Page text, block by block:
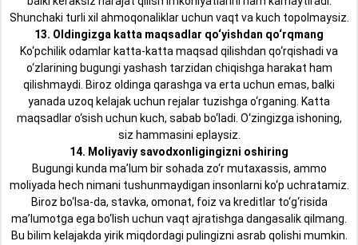
Shunchaki turli xil ahmoqonaliklar uchun vaqt va kuch topolmaysiz.
13. Oldingizga katta maqsadlar qo‘yishdan qo‘rqmang
Ko‘pchilik odamlar katta-katta maqsad qilishdan qo‘rqishadi va
o‘zlarining bugungi yashash tarzidan chiqishga harakat ham
qilishmaydi. Biroz oldinga qarashga va erta uchun emas, balki
yanada uzoq kelajak uchun rejalar tuzishga o‘rganing. Katta
maqsadlar o‘sish uchun kuch, sabab bo‘ladi. O‘zingizga ishoning,
siz hammasini eplaysiz.
14. Moliyaviy savodxonligingizni oshiring
Bugungi kunda ma’lum bir sohada zo‘r mutaxassis, ammo
moliyada hech nimani tushunmaydigan insonlarni ko‘p uchratamiz.
Biroz bo‘lsa-da, stavka, omonat, foiz va kreditlar to‘g‘risida
ma’lumotga ega bo‘lish uchun vaqt ajratishga dangasalik qilmang.
Bu bilim kelajakda yirik miqdordagi pulingizni asrab qolishi mumkin.